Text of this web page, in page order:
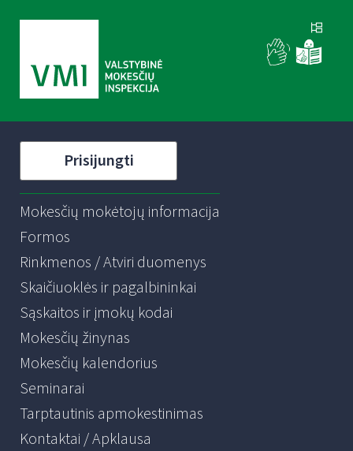
Prisijungti
Mokesčių mokėtojų informacija
Formos
Rinkmenos / Atviri duomenys
Skaičiuoklės ir pagalbininkai
Sąskaitos ir įmokų kodai
Mokesčių žinynas
Mokesčių kalendorius
Seminarai
Tarptautinis apmokestinimas
Kontaktai / Apklausa